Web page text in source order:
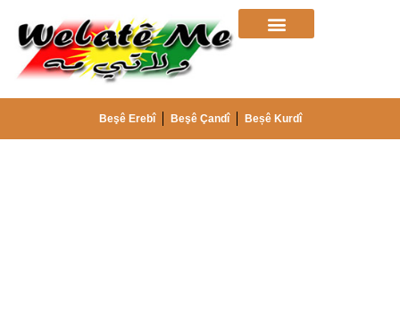
Beşê Erebî Beşê Çandî Beșê Kurdî